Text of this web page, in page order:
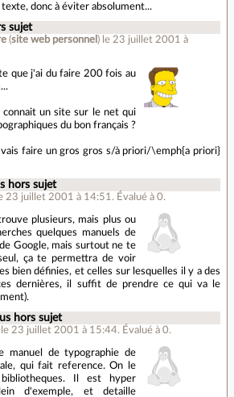
texte, donc à éviter absolument...
sujet
(site web personnel ) le 23 juillet 2001 à
que j'ai du faire 200 fois au
connait un site sur le net qui
du bon français ?
faire un gros gros s/à priori/\emph{a priori}
hors sujet
23 juillet 2001 à 14:51 . Évalué à0.
plusieurs, mais plus ou
quelques manuels de
Google, mais surtout ne te
ça te permettra de voir
bien définies, et celles sur lesquelles il y a des
dernières, il suffit de prendre ce qui va le
hors sujet
le 23 juillet 2001 à 15:44. Évalué à 0.
manuel de typographie de
qui fait reference. On le
Il est hyper
d'exemple, et detaille